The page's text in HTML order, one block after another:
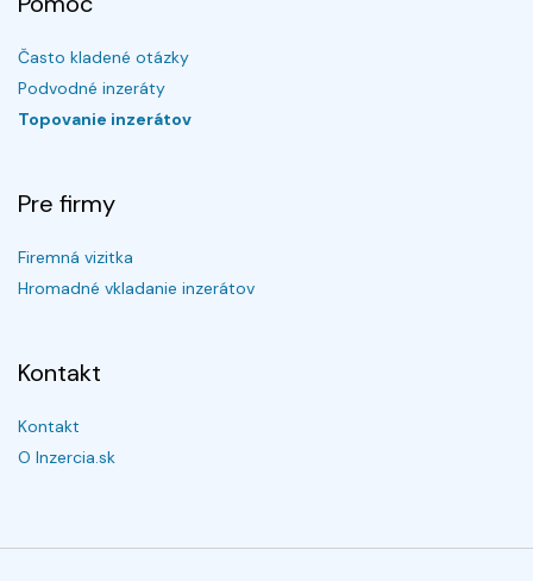
Často kladené otázky
Podvodné inzeráty
Topovanie inzerátov
Pre firmy
Firemná vizitka
Hromadné vkladanie inzerátov
Kontakt
Kontakt
O Inzercia.sk